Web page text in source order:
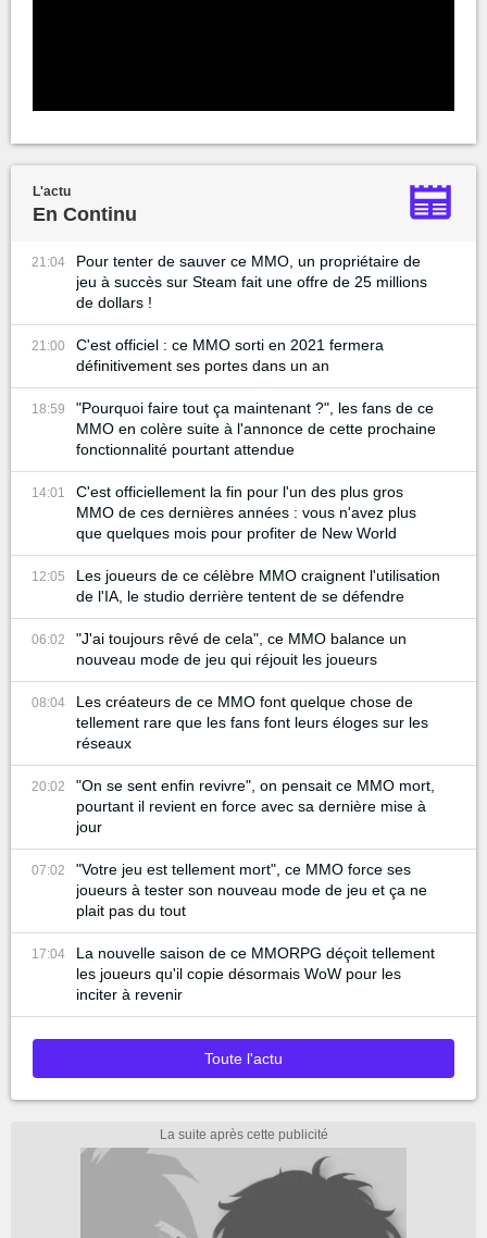
L'actu
En Continu
21:04
Pour tenter de sauver ce MMO, un propriétaire de
jeu à succès sur Steam fait une offre de 25 millions
de dollars !
21:00
C'est officiel : ce MMO sorti en 2021 fermera
définitivement ses portes dans un an
18:59
"Pourquoi faire tout ça maintenant ?", les fans de ce
MMO en colère suite à l'annonce de cette prochaine
fonctionnalité pourtant attendue
14:01
C'est officiellement la fin pour l'un des plus gros
MMO de ces dernières années : vous n'avez plus
que quelques mois pour profiter de New World
12:05
Les joueurs de ce célèbre MMO craignent l'utilisation
de l'IA, le studio derrière tentent de se défendre
06:02
"J'ai toujours rêvé de cela", ce MMO balance un
nouveau mode de jeu qui réjouit les joueurs
08:04
Les créateurs de ce MMO font quelque chose de
tellement rare que les fans font leurs éloges sur les
réseaux
20:02
"On se sent enfin revivre", on pensait ce MMO mort,
pourtant il revient en force avec sa dernière mise à
jour
07:02
"Votre jeu est tellement mort", ce MMO force ses
joueurs à tester son nouveau mode de jeu et ça ne
plait pas du tout
17:04
La nouvelle saison de ce MMORPG déçoit tellement
les joueurs qu'il copie désormais WoW pour les
inciter à revenir
Toute l'actu